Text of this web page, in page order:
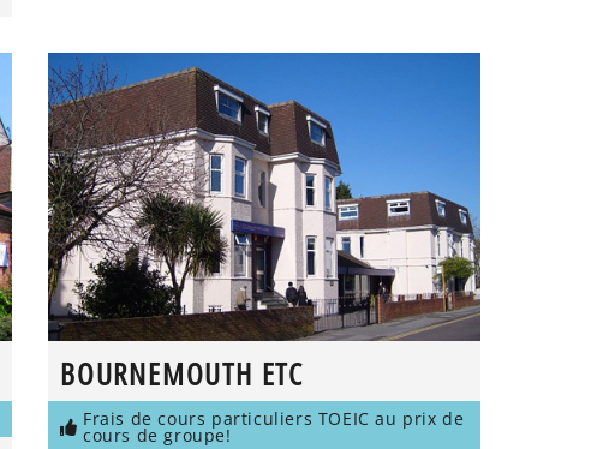
BOURNEMOUTH ETC
Frais de cours particuliers TOEIC au prix de
cours de groupe!